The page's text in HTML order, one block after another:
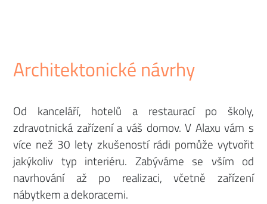
Architektonické návrhy
Od kanceláří, hotelů a restaurací po školy,
zdravotnická zařízení a váš domov. V Alaxu vám s
více než 30 lety zkušeností rádi pomůže vytvořit
jakýkoliv typ interiéru. Zabýváme se vším od
navrhování až po realizaci, včetně zařízení
nábytkem a dekoracemi.